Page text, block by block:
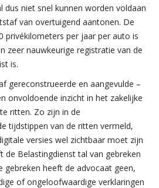
dus niet snel kunnen worden voldaan
van overtuigend aantonen. De
privékilometers per jaar per auto is
zeer nauwkeurige registratie van de
is.
gereconstrueerde en aangevulde –
onvoldoende inzicht in het zakelijke
ritten. Zo zijn in de
tijdstippen van de ritten vermeld,
versies wel zichtbaar moet zijn
de Belastingdienst tal van gebreken
gebreken heeft de advocaat geen,
of ongeloofwaardige verklaringen